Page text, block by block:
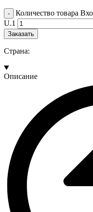
Количество товара
U.1
Заказать
Страна:
Описание